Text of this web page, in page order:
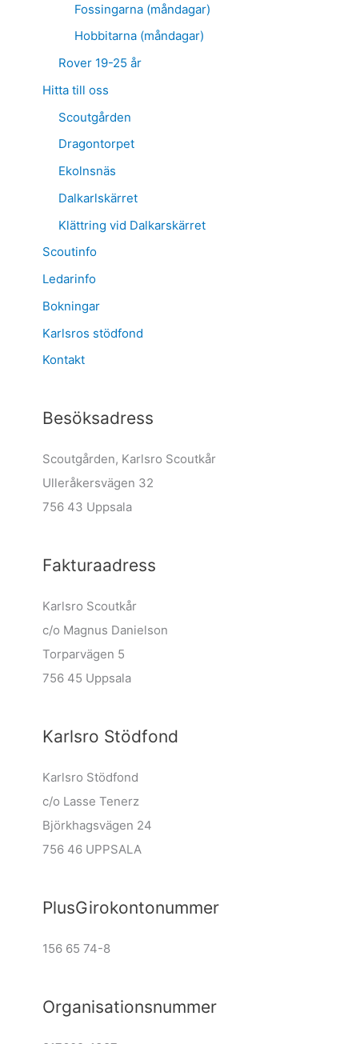
Fossingarna (måndagar)
Hobbitarna (måndagar)
Rover 19-25 år
Hitta till oss
Scoutgården
Dragontorpet
Ekolnsnäs
Dalkarlskärret
Klättring vid Dalkarskärret
Scoutinfo
Ledarinfo
Bokningar
Karlsros stödfond
Kontakt
Besöksadress
Scoutgården, Karlsro Scoutkår
Ulleråkersvägen 32
756 43 Uppsala
Fakturaadress
Karlsro Scoutkår
c/o Magnus Danielson
Torparvägen 5
756 45 Uppsala
Karlsro Stödfond
Karlsro Stödfond
c/o Lasse Tenerz
Björkhagsvägen 24
756 46 UPPSALA
PlusGirokontonummer
156 65 74-8
Organisationsnummer